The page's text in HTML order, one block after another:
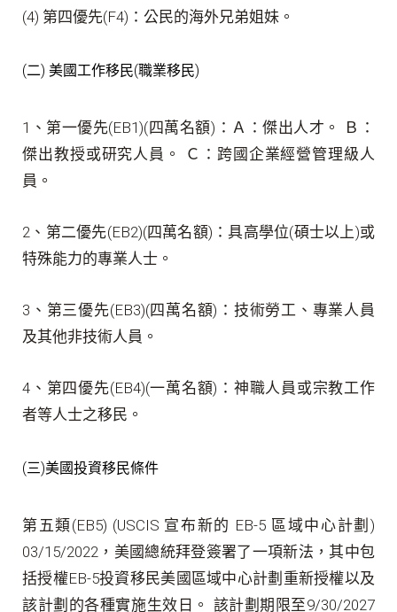
(4) 第四優先(F4)：公民的海外兄弟姐妹。
(二) 美國工作移民(職業移民)
1、第一優先(EB1)(四萬名額)：Ａ：傑出人才。 Ｂ：
傑出教授或研究人員。 Ｃ：跨國企業經營管理級人
員。
2、第二優先(EB2)(四萬名額)：具高學位(碩士以上)或
特殊能力的專業人士。
3、第三優先(EB3)(四萬名額)：技術勞工、專業人員
及其他非技術人員。
4、第四優先(EB4)(一萬名額)：神職人員或宗教工作
者等人士之移民。
(三)美國投資移民條件
第五類(EB5) (USCIS 宣布新的 EB-5 區域中心計劃)
03/15/2022，美國總統拜登簽署了一項新法，其中包
括授權EB-5投資移民美國區域中心計劃重新授權以及
該計劃的各種實施生效日。 該計劃期限至9/30/2027